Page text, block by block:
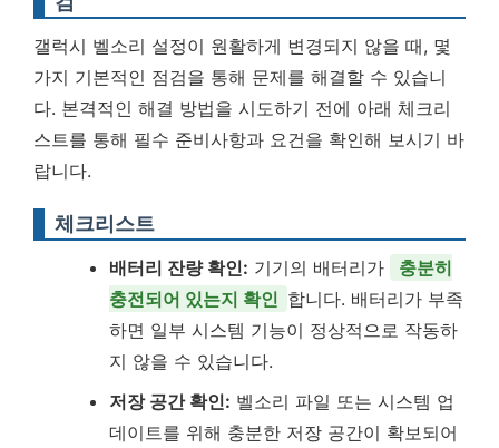
갤럭시 벨소리 설정이 원활하게 변경되지 않을 때, 몇
가지 기본적인 점검을 통해 문제를 해결할 수 있습니
다. 본격적인 해결 방법을 시도하기 전에 아래 체크리
스트를 통해 필수 준비사항과 요건을 확인해 보시기 바
랍니다.
체크리스트
배터리 잔량 확인: 기기의 배터리가
충분히
충전되어 있는지 확인 합니다. 배터리가 부족
하면 일부 시스템 기능이 정상적으로 작동하
지 않을 수 있습니다.
저장 공간 확인: 벨소리 파일 또는 시스템 업
데이트를 위해 충분한 저장 공간이 확보되어